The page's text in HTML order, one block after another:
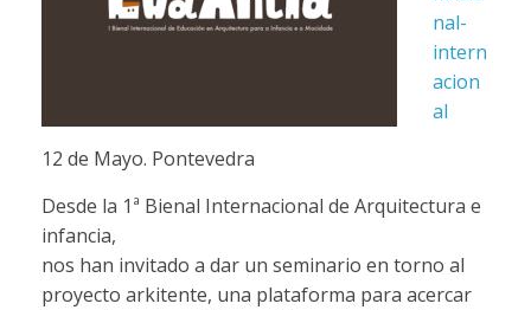
nal-
intern
acion
al
12 de Mayo. Pontevedra
Desde la 1ª Bienal Internacional de Arquitectura e
infancia,
nos han invitado a dar un seminario en torno al
proyecto arkitente, una plataforma para acercar